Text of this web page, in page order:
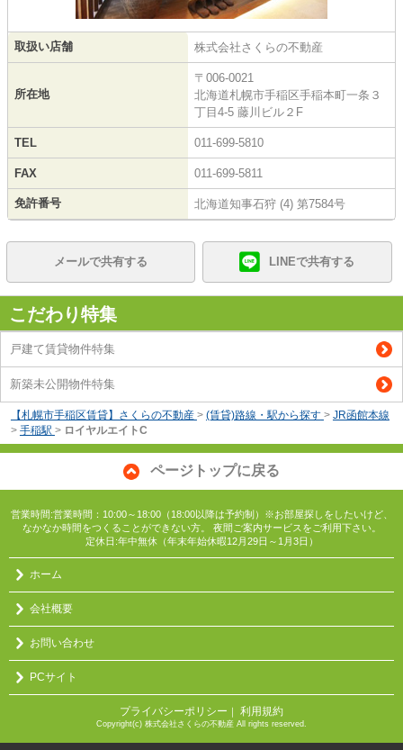
取扱い店舗 株式会社さくらの不動産
所在地
〒006-0021
北海道札幌市手稲区手稲本町一条３
丁目4-5 藤川ビル２F
TEL 011-699-5810
FAX 011-699-5811
免許番号 北海道知事石狩 (4) 第7584号
メールで共有する LINEで共有する
こだわり特集
戸建て賃貸物件特集
新築未公開物件特集
【札幌市手稲区賃貸】さくらの不動産 > (賃貸)路線・駅から探す > JR函館本線
> 手稲駅 > ロイヤルエイトC
ページトップに戻る
営業時間:営業時間：10:00～18:00（18:00以降は予約制）※お部屋探しをしたいけど、
なかなか時間をつくることができない方。 夜間ご案内サービスをご利用下さい。
定休日:年中無休（年末年始休暇12月29日～1月3日）
ホーム
会社概要
お問い合わせ
PCサイト
プライバシーポリシー ｜ 利用規約
Copyright(c) 株式会社さくらの不動産 All rights reserved.